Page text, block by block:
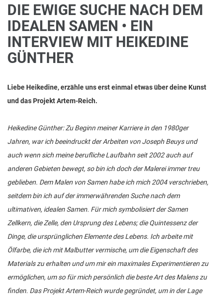
DIE EWIGE SUCHE NACH DEM
IDEALEN SAMEN • EIN
INTERVIEW MIT HEIKEDINE
GÜNTHER
Liebe Heikedine, erzähle uns erst einmal etwas über deine Kunst
und das Projekt Artem-Reich.
Heikedine Günther: Zu Beginn meiner Karriere in den 1980ger
Jahren, war ich beeindruckt der Arbeiten von Joseph Beuys und
auch wenn sich meine berufliche Laufbahn seit 2002 auch auf
anderen Gebieten bewegt, so bin ich doch der Malerei immer treu
geblieben. Dem Malen von Samen habe ich mich 2004 verschrieben,
seitdem bin ich auf der immerwährenden Suche nach dem
ultimativen, idealen Samen. Für mich symbolisiert der Samen
Zellkern, die Zelle, den Ursprung des Lebens; die Quintessenz der
Dinge, die ursprünglichen Elemente des Lebens. Ich arbeite mit
Ölfarbe, die ich mit Malbutter vermische, um die Eigenschaft des
Materials zu erhalten und um mir ein maximales Experimentieren zu
ermöglichen, um so für mich persönlich die beste Art des Malens zu
finden. Das Projekt Artem-Reich wurde gegründet, um in der Lage